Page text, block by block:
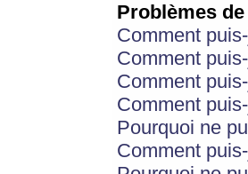
Problèmes
Comment
Comment
Comment
Comment
Pourquoi ne
Comment